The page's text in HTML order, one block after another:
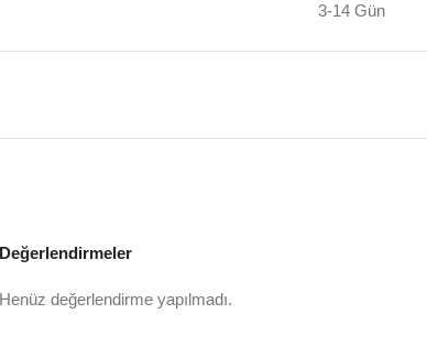
3-14 Gün
Değerlendirmeler
Henüz değerlendirme yapılmadı.